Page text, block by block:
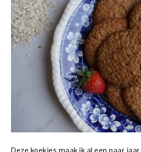
Deze koekjes maak ik al een paar